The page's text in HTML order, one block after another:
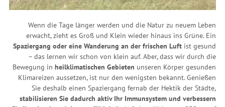
Wenn die Tage länger werden und die Natur zu neuem Leben
erwacht, zieht es Groß und Klein wieder hinaus ins Grüne. Ein
Spaziergang oder eine Wanderung an der frischen Luft ist gesund
– das lernen wir schon von klein auf. Aber, dass wir durch die
Bewegung in heilklimatischen Gebieten unseren Körper gesunden
Klimareizen aussetzen, ist nur den wenigsten bekannt. Genießen
Sie deshalb einen Spaziergang fernab der Hektik der Städte,
stabilisieren Sie dadurch aktiv Ihr Immunsystem und verbessern